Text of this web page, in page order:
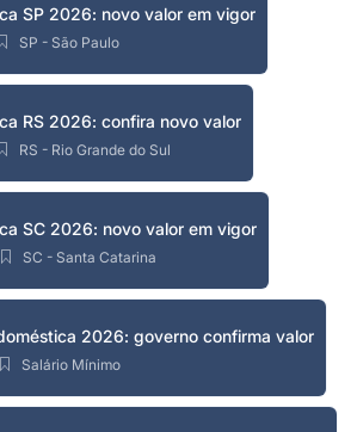
SP 2026: novo valor em vigor
SP - São Paulo
RS 2026: confira novo valor
RS - Rio Grande do Sul
SC 2026: novo valor em vigor
SC - Santa Catarina
2026: governo confirma valor
Salário Mínimo